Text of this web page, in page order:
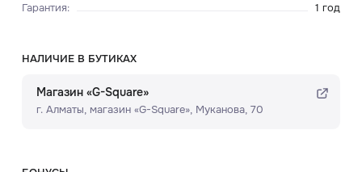
Гарантия: 1 год
НАЛИЧИЕ В БУТИКАХ
Магазин «G-Square»
г. Алматы, ​магазин «G-Square»​, Муканова, 70